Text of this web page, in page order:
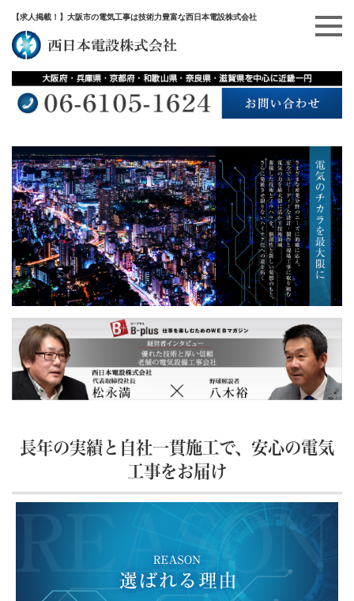
【求人掲載！】大阪市の電気工事は技術力豊富な西日本電設株式会社
長年の実績と自社一貫施工で、安心の電気
工事をお届け